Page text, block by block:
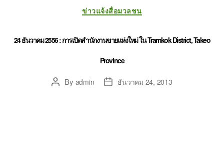
ข่าวแจ้งสื่อมวลชน
24 ธันวาคม 2556 : การเปิดสำนักงานขายแห่งใหม่ ใน Tramkok District, Takeo
Province
By admin ธันวาคม 24, 2013